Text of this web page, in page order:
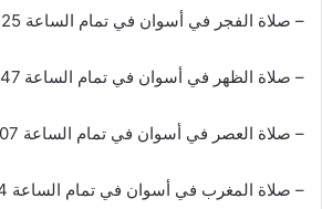
– صلاة الفجر في أسوان في تمام الساعة 4:25 صباحًا
– صلاة الظهر في أسوان في تمام الساعة 12:47 ظهرًا
– صلاة العصر في أسوان في تمام الساعة 4:07 عصرًا
– صلاة المغرب في أسوان في تمام الساعة 7:34 مساءً